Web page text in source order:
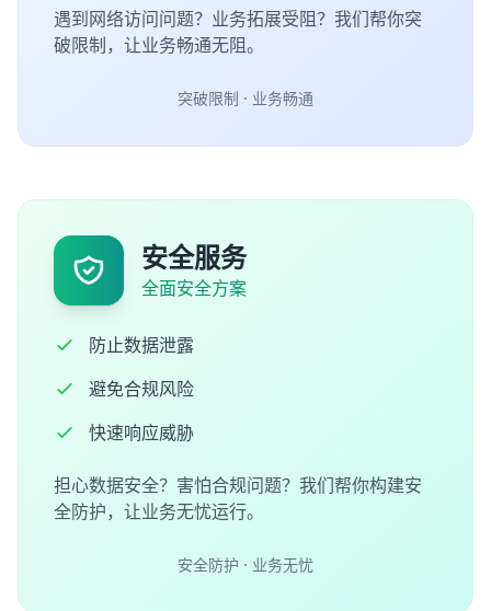
遇到网络访问问题？业务拓展受阻？我们帮你突
破限制，让业务畅通无阻。
突破限制 · 业务畅通
安全服务
全面安全方案
防止数据泄露
避免合规风险
快速响应威胁
担心数据安全？害怕合规问题？我们帮你构建安
全防护，让业务无忧运行。
安全防护 · 业务无忧